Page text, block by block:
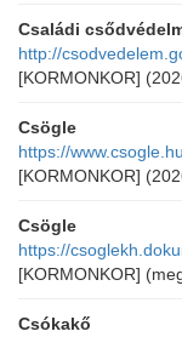
Családi
http://
[KORMONKOR]
Csögle
https://
[KORMONKOR]
Csögle
https://
[KORMONKOR]
Csókakő